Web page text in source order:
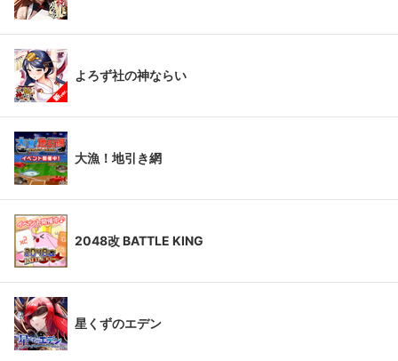
よろず社の神ならい
大漁！地引き網
2048改 BATTLE KING
星くずのエデン